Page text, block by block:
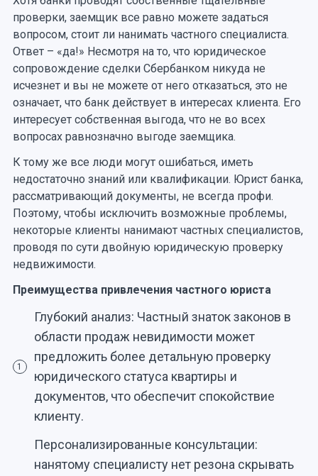
проверки, заемщик все равно можете задаться
вопросом, стоит ли нанимать частного специалиста.
Ответ – «да!» Несмотря на то, что юридическое
сопровождение сделки Сбербанком никуда не
исчезнет и вы не можете от него отказаться, это не
означает, что банк действует в интересах клиента. Его
интересует собственная выгода, что не во всех
вопросах равнозначно выгоде заемщика.
К тому же все люди могут ошибаться, иметь
недостаточно знаний или квалификации. Юрист банка,
рассматривающий документы, не всегда профи.
Поэтому, чтобы исключить возможные проблемы,
некоторые клиенты нанимают частных специалистов,
проводя по сути двойную юридическую проверку
недвижимости.
Преимущества привлечения частного юриста
1
Глубокий анализ: Частный знаток законов в
области продаж невидимости может
предложить более детальную проверку
юридического статуса квартиры и
документов, что обеспечит спокойствие
клиенту.
Персонализированные консультации:
нанятому специалисту нет резона скрывать